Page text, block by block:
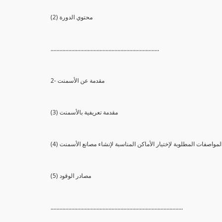
(2) محتوي الدورة
.........................................................................
2- مقدمة عن الأسمنت
(3) مقدمة تعريفية بالأسمنت
والمواصفات المطلوبة لإختيار الأماكن المناسبة لإنشاء مصانع الأسمنت
(5) مصادر الوقود
.........................................................................................